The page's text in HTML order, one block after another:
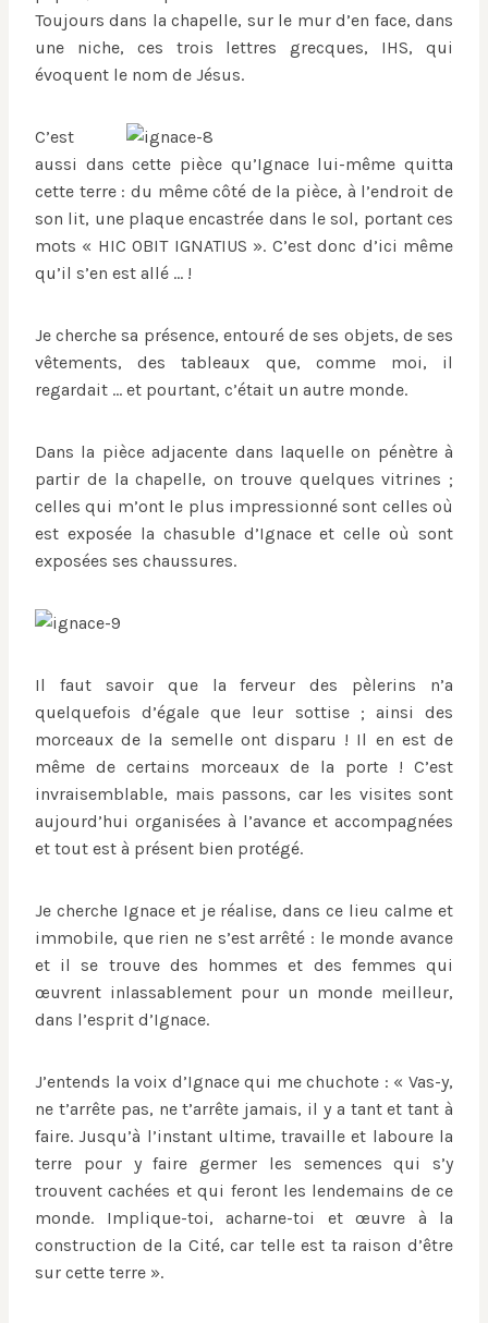
Toujours dans la chapelle, sur le mur d’en face, dans
une niche, ces trois lettres grecques, IHS, qui
évoquent le nom de Jésus.
C’est
aussi dans cette pièce qu’Ignace lui-même quitta
cette terre : du même côté de la pièce, à l’endroit de
son lit, une plaque encastrée dans le sol, portant ces
mots « HIC OBIT IGNATIUS ». C’est donc d’ici même
qu’il s’en est allé … !
Je cherche sa présence, entouré de ses objets, de ses
vêtements, des tableaux que, comme moi, il
regardait … et pourtant, c’était un autre monde.
Dans la pièce adjacente dans laquelle on pénètre à
partir de la chapelle, on trouve quelques vitrines ;
celles qui m’ont le plus impressionné sont celles où
est exposée la chasuble d’Ignace et celle où sont
exposées ses chaussures.
Il faut savoir que la ferveur des pèlerins n’a
quelquefois d’égale que leur sottise ; ainsi des
morceaux de la semelle ont disparu ! Il en est de
même de certains morceaux de la porte ! C’est
invraisemblable, mais passons, car les visites sont
aujourd’hui organisées à l’avance et accompagnées
et tout est à présent bien protégé.
Je cherche Ignace et je réalise, dans ce lieu calme et
immobile, que rien ne s’est arrêté : le monde avance
et il se trouve des hommes et des femmes qui
œuvrent inlassablement pour un monde meilleur,
dans l’esprit d’Ignace.
J’entends la voix d’Ignace qui me chuchote : « Vas-y,
ne t’arrête pas, ne t’arrête jamais, il y a tant et tant à
faire. Jusqu’à l’instant ultime, travaille et laboure la
terre pour y faire germer les semences qui s’y
trouvent cachées et qui feront les lendemains de ce
monde. Implique-toi, acharne-toi et œuvre à la
construction de la Cité, car telle est ta raison d’être
sur cette terre ».